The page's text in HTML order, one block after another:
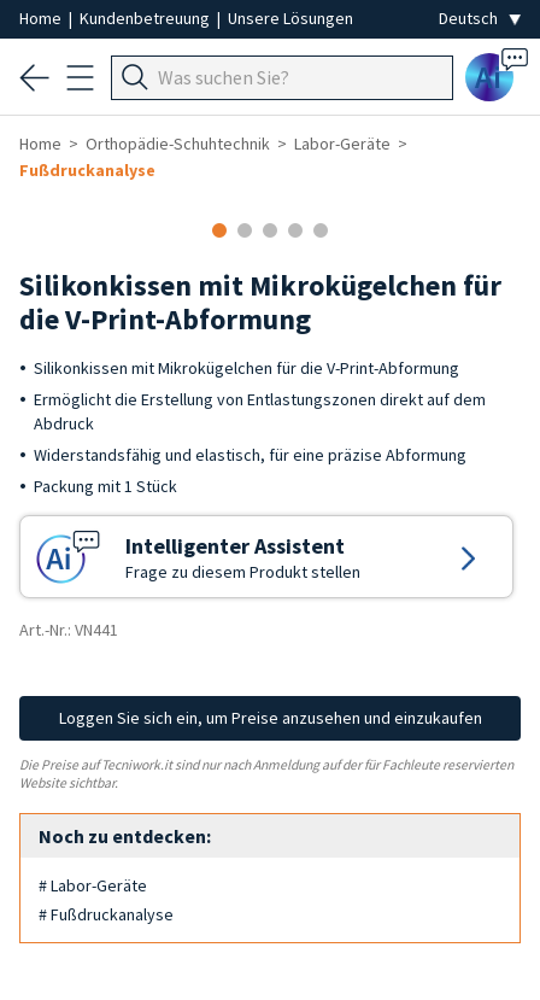
Home | Kundenbetreuung | Unsere Lösungen
Ai
Home Orthopädie-Schuhtechnik
Labor-Geräte
Fußdruckanalyse
Silikonkissen mit Mikrokügelchen für
die V-Print-Abformung
Silikonkissen mit Mikrokügelchen für die V-Print-Abformung
Ermöglicht die Erstellung von Entlastungszonen direkt auf dem
Abdruck
Widerstandsfähig und elastisch, für eine präzise Abformung
Packung mit 1 Stück
Intelligenter Assistent
Frage zu diesem Produkt stellen
Art.-Nr.: VN441
Loggen Sie sich ein, um Preise anzusehen und einzukaufen
Die Preise auf Tecniwork.it sind nur nach Anmeldung auf der für Fachleute reservierten
Website sichtbar.
Noch zu entdecken:
# Labor-Geräte
# Fußdruckanalyse